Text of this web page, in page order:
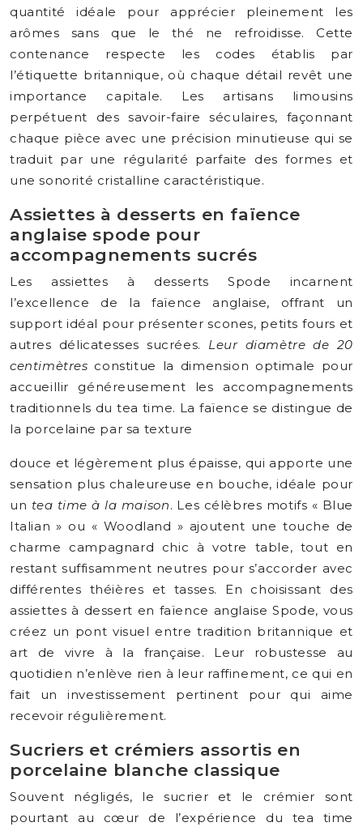
quantité idéale pour apprécier pleinement les
arômes sans que le thé ne refroidisse. Cette
contenance respecte les codes établis par
l’étiquette britannique, où chaque détail revêt une
importance capitale. Les artisans limousins
perpétuent des savoir-faire séculaires, façonnant
chaque pièce avec une précision minutieuse qui se
traduit par une régularité parfaite des formes et
une sonorité cristalline caractéristique.
Assiettes à desserts en faïence
anglaise spode pour
accompagnements sucrés
Les assiettes à desserts Spode incarnent
l’excellence de la faïence anglaise, offrant un
support idéal pour présenter scones, petits fours et
autres délicatesses sucrées. Leur diamètre de 20
centimètres constitue la dimension optimale pour
accueillir généreusement les accompagnements
traditionnels du tea time. La faïence se distingue de
la porcelaine par sa texture
douce et légèrement plus épaisse, qui apporte une
sensation plus chaleureuse en bouche, idéale pour
un tea time à la maison. Les célèbres motifs « Blue
Italian » ou « Woodland » ajoutent une touche de
charme campagnard chic à votre table, tout en
restant suffisamment neutres pour s’accorder avec
différentes théières et tasses. En choisissant des
assiettes à dessert en faïence anglaise Spode, vous
créez un pont visuel entre tradition britannique et
art de vivre à la française. Leur robustesse au
quotidien n’enlève rien à leur raffinement, ce qui en
fait un investissement pertinent pour qui aime
recevoir régulièrement.
Sucriers et crémiers assortis en
porcelaine blanche classique
Souvent négligés, le sucrier et le crémier sont
pourtant au cœur de l’expérience du tea time